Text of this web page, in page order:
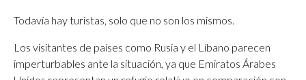
Todavía hay turistas, solo que no son los mismos.
Los visitantes de países como Rusia y el Líbano parecen
imperturbables ante la situación, ya que Emiratos Árabes